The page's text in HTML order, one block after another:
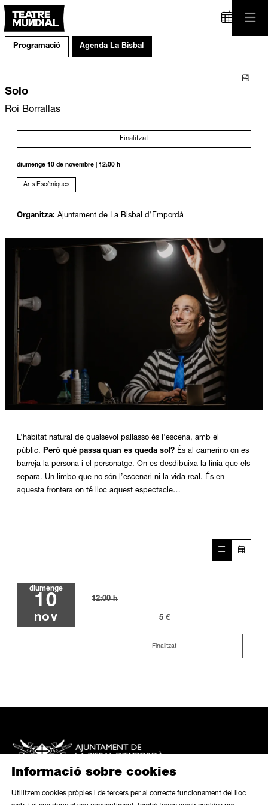
Programació Agenda La Bisbal
Solo
Roi Borrallas
Finalitzat
diumenge 10 de novembre 12:00 h
Arts Escèniques
Organitza: Ajuntament de La Bisbal d'Empordà
L’hàbitat natural de qualsevol pallasso és l’escena, amb el
públic. Però què passa quan es queda sol? És al camerino on es
barreja la persona i el personatge. On es desdibuixa la línia que els
separa. Un limbo que no són l’escenari ni la vida real. És en
aquesta frontera on té lloc aquest espectacle…
diumenge
10
nov
12:00 h
5 €
Finalitzat
Informació sobre cookies
Utilitzem cookies pròpies i de tercers per al correcte funcionament del lloc